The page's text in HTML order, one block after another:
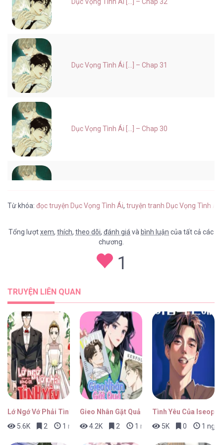
Dục Vọng Tình Ái [...] – Chap 32
Dục Vọng Tình Ái [...] – Chap 31
Dục Vọng Tình Ái [...] – Chap 30
Dục Vọng Tình Ái [...] – Chap 28
Dục Vọng Tình Ái [...] – Chap 27
Dục Vọng Tình Ái [...] – Chap 26
Từ khóa: đọc truyện Dục Vọng Tình Ái, truyện tranh Dục Vọng Tình Ái
Tổng lượtxem, thích, theo dõi, đánh giávà bình luận của tất cả các
chương.
1
TRUYỆN LIÊN QUAN
Lớ Ngớ Vớ Phải Tình Yêu
5.6K
2 1 ngày trước
Gieo Nhân Gặt Quả
4.2K
2 1 ngày trước
Tình Yêu Của Iseop
5K
0 1